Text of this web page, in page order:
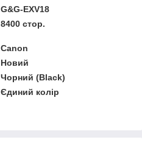
G&G-EXV18
8400 стор.
Canon
Новий
Чорний (Black)
Єдиний колір